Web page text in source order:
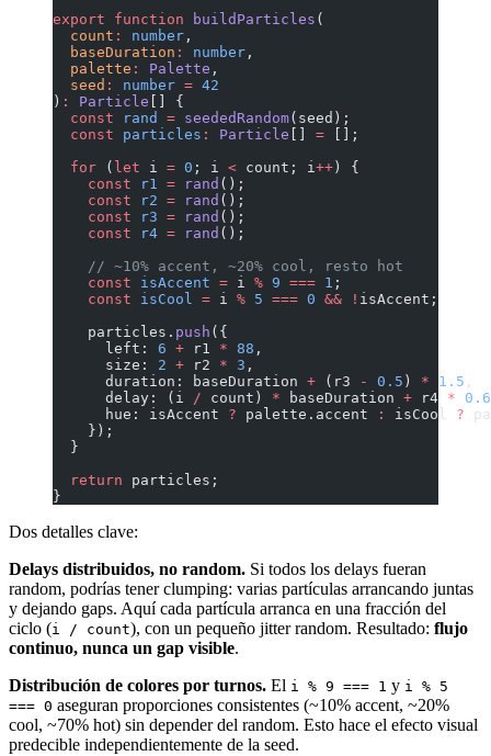
export function buildParticles (
  count
: number ,
  baseDuration
: number ,
  palette
: Palette ,
  seed
: number = 42
) : Particle [] {
  const
rand = seededRandom(seed);
  const
particles : Particle = [];
  for
( let i = 0 ; i < count; i++ ) {
    const
r1 = rand ();
    const
r2 = rand ();
    const
r3 = rand ();
    const
r4 = rand ();
    // ~10% accent, ~20% cool, resto hot
    const
isAccent = i % 9 === 1 ;
    const
isCool = i % 5 === 0 && ! isAccent;
    particles.
push ({
      left:
6 + r1 * 88
      size:
2 + r2 * 3
      duration: baseDuration
+ (r3 - 0.5 ) * 1.5
      delay: (i
/ count) * baseDuration + r4 * 0.6
      hue: isAccent
? palette.accent : isCool ?
    });
  }
  return
particles;
}
Dos detalles clave:
Delays distribuidos, no random. Si todos los delays fueran
random, podrías tener clumping: varias partículas arrancando juntas
y dejando gaps. Aquí cada partícula arranca en una fracción del
ciclo (i / count), con un pequeño jitter random. Resultado: flujo
continuo, nunca un gap visible.
Distribución de colores por turnos. El i % 9 === 1 y i % 5
=== 0 aseguran proporciones consistentes (~10% accent, ~20%
cool, ~70% hot) sin depender del random. Esto hace el efecto visual
predecible independientemente de la seed.